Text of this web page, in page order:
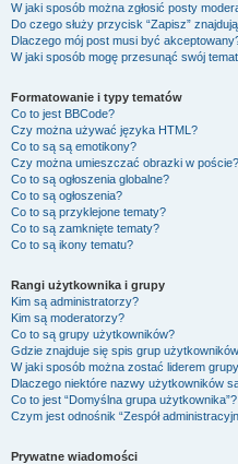
W jaki sposób można zgłosić posty
Do czego służy przycisk “Zapisz”
Dlaczego mój post musi być
W jaki sposób mogę przesunąć swój
Formatowanie i typy tematów
Co to jest BBCode?
Czy można używać języka HTML?
Co to są są emotikony?
Czy można umieszczać obrazki w poście?
Co to są ogłoszenia globalne?
Co to są ogłoszenia?
Co to są przyklejone tematy?
Co to są zamknięte tematy?
Co to są ikony tematu?
Rangi użytkownika i grupy
Kim są administratorzy?
Kim są moderatorzy?
Co to są grupy użytkowników?
Gdzie znajduje się spis grup
W jaki sposób można zostać liderem
Dlaczego niektóre nazwy użytkowników
Co to jest “Domyślna grupa użytkownika”?
Czym jest odnośnik “Zespół
Prywatne wiadomości